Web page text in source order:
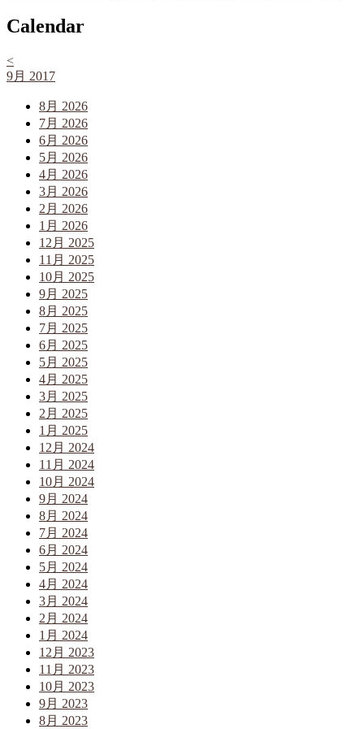
Calendar
<
9月 2017
8月 2026
7月 2026
6月 2026
5月 2026
4月 2026
3月 2026
2月 2026
1月 2026
12月 2025
11月 2025
10月 2025
9月 2025
8月 2025
7月 2025
6月 2025
5月 2025
4月 2025
3月 2025
2月 2025
1月 2025
12月 2024
11月 2024
10月 2024
9月 2024
8月 2024
7月 2024
6月 2024
5月 2024
4月 2024
3月 2024
2月 2024
1月 2024
12月 2023
11月 2023
10月 2023
9月 2023
8月 2023